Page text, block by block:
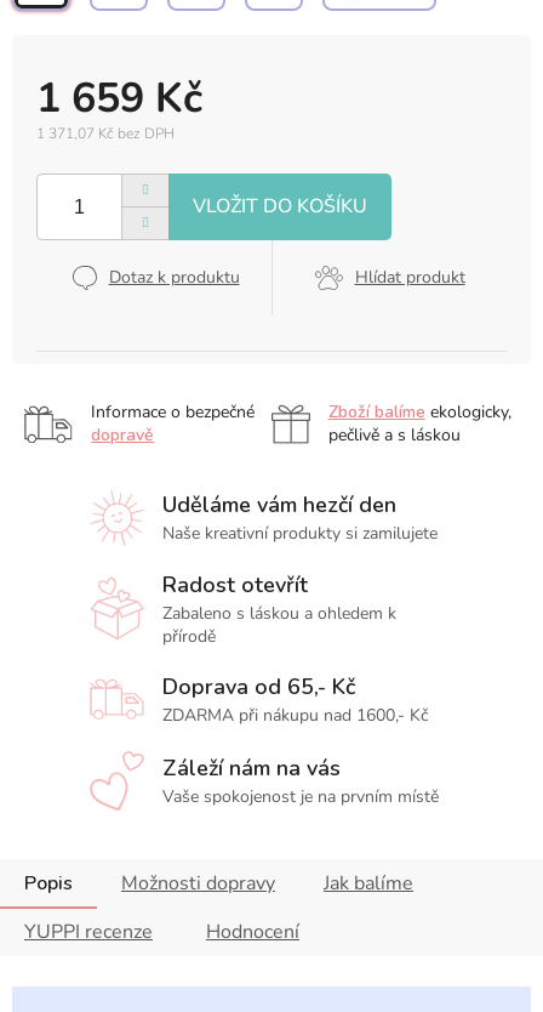
1 659 Kč
1 371,07 Kč bez DPH
cena:
Dotaz k produktu Hlídat produkt
Informace o bezpečné
dopravě
Zboží balíme ekologicky,
pečlivě a s láskou
Uděláme vám hezčí den
Naše kreativní produkty si zamilujete
Radost otevřít
Zabaleno s láskou a ohledem k
přírodě
Doprava od 65,- Kč
ZDARMA při nákupu nad 1600,- Kč
Záleží nám na vás
Vaše spokojenost je na prvním místě
Popis Možnosti dopravy
Jak balíme
YUPPI recenze
Hodnocení